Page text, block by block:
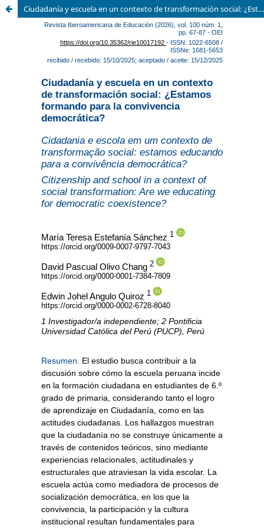
Ciudadanía y escuela en un contexto de transformación social: ¿Estamos formando para la convivencia democrática?